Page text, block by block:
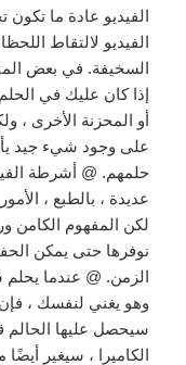
الفيديو عادة ما تكون
الفيديو لالتقاط
السخيفة. في بعض
إذا كان عليك في
أو المحزنة الأخرى ،
على وجود شيء جيد
حلمهم. @ أشرطة
عديدة ، بالطبع ،
لكن المفهوم الكامن
نوفرها حتى يمكن
الزمن. @ عندما
وهو يغني لنفسك ،
سيحصل عليها الحالم
الكاميرا ، سيغير